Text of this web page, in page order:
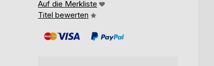
Auf die Merkliste
Titel bewerten